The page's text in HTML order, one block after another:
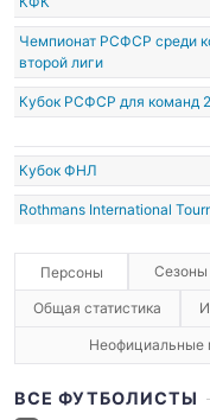
Чемпионат РСФСР среди
второй лиги
Кубок РСФСР для команд
Кубок ФНЛ
Rothmans International
Персоны Сезоны
Общая статистика
Неофициальные
ВСЕ ФУТБОЛИСТЫ